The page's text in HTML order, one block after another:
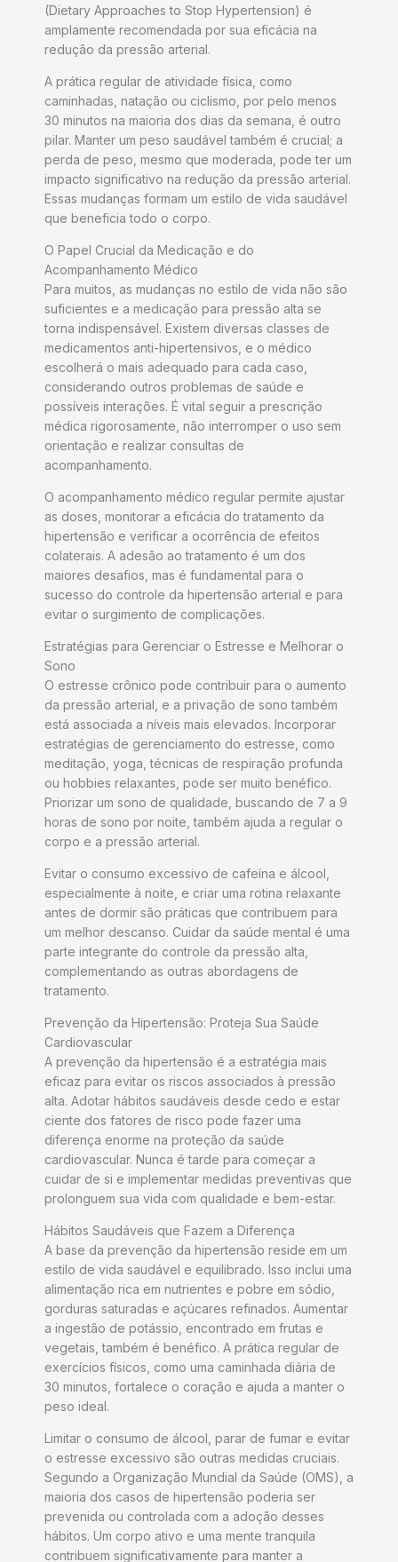
(Dietary Approaches to Stop Hypertension) é
amplamente recomendada por sua eficácia na
redução da pressão arterial.
A prática regular de atividade física, como
caminhadas, natação ou ciclismo, por pelo menos
30 minutos na maioria dos dias da semana, é outro
pilar. Manter um peso saudável também é crucial; a
perda de peso, mesmo que moderada, pode ter um
impacto significativo na redução da pressão arterial.
Essas mudanças formam um estilo de vida saudável
que beneficia todo o corpo.
O Papel Crucial da Medicação e do
Acompanhamento Médico
Para muitos, as mudanças no estilo de vida não são
suficientes e a medicação para pressão alta se
torna indispensável. Existem diversas classes de
medicamentos anti-hipertensivos, e o médico
escolherá o mais adequado para cada caso,
considerando outros problemas de saúde e
possíveis interações. É vital seguir a prescrição
médica rigorosamente, não interromper o uso sem
orientação e realizar consultas de
acompanhamento.
O acompanhamento médico regular permite ajustar
as doses, monitorar a eficácia do tratamento da
hipertensão e verificar a ocorrência de efeitos
colaterais. A adesão ao tratamento é um dos
maiores desafios, mas é fundamental para o
sucesso do controle da hipertensão arterial e para
evitar o surgimento de complicações.
Estratégias para Gerenciar o Estresse e Melhorar o
Sono
O estresse crônico pode contribuir para o aumento
da pressão arterial, e a privação de sono também
está associada a níveis mais elevados. Incorporar
estratégias de gerenciamento do estresse, como
meditação, yoga, técnicas de respiração profunda
ou hobbies relaxantes, pode ser muito benéfico.
Priorizar um sono de qualidade, buscando de 7 a 9
horas de sono por noite, também ajuda a regular o
corpo e a pressão arterial.
Evitar o consumo excessivo de cafeína e álcool,
especialmente à noite, e criar uma rotina relaxante
antes de dormir são práticas que contribuem para
um melhor descanso. Cuidar da saúde mental é uma
parte integrante do controle da pressão alta,
complementando as outras abordagens de
tratamento.
Prevenção da Hipertensão: Proteja Sua Saúde
Cardiovascular
A prevenção da hipertensão é a estratégia mais
eficaz para evitar os riscos associados à pressão
alta. Adotar hábitos saudáveis desde cedo e estar
ciente dos fatores de risco pode fazer uma
diferença enorme na proteção da saúde
cardiovascular. Nunca é tarde para começar a
cuidar de si e implementar medidas preventivas que
prolonguem sua vida com qualidade e bem-estar.
Hábitos Saudáveis que Fazem a Diferença
A base da prevenção da hipertensão reside em um
estilo de vida saudável e equilibrado. Isso inclui uma
alimentação rica em nutrientes e pobre em sódio,
gorduras saturadas e açúcares refinados. Aumentar
a ingestão de potássio, encontrado em frutas e
vegetais, também é benéfico. A prática regular de
exercícios físicos, como uma caminhada diária de
30 minutos, fortalece o coração e ajuda a manter o
peso ideal.
Limitar o consumo de álcool, parar de fumar e evitar
o estresse excessivo são outras medidas cruciais.
Segundo a Organização Mundial da Saúde (OMS), a
maioria dos casos de hipertensão poderia ser
prevenida ou controlada com a adoção desses
hábitos. Um corpo ativo e uma mente tranquila
contribuem significativamente para manter a